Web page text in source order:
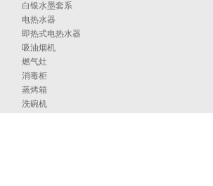
白银水墨套系
电热水器
即热式电热水器
吸油烟机
燃气灶
消毒柜
蒸烤箱
洗碗机